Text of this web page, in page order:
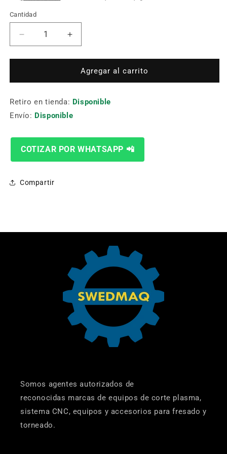
Cantidad
Cantidad
Reducir
cantidad
para
Mof0545R-
40
125Mm
Aumentar
cantidad
para
Fresa
Mof0545R-
40
125Mm
Agregar al carrito
Retiro en tienda: Disponible
Envío: Disponible
COTIZAR POR WHATSAPP 📲
Compartir
Somos agentes autorizados de
reconocidas marcas de equipos de corte plasma,
sistema CNC, equipos y accesorios para fresado y
torneado.